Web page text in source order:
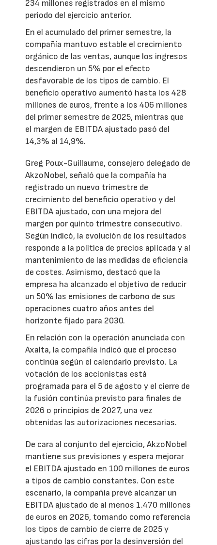
234 millones registrados en el mismo
periodo del ejercicio anterior.
En el acumulado del primer semestre, la
compañía mantuvo estable el crecimiento
orgánico de las ventas, aunque los ingresos
descendieron un 5% por el efecto
desfavorable de los tipos de cambio. El
beneficio operativo aumentó hasta los 428
millones de euros, frente a los 406 millones
del primer semestre de 2025, mientras que
el margen de EBITDA ajustado pasó del
14,3% al 14,9%.
Greg Poux-Guillaume, consejero delegado de
AkzoNobel, señaló que la compañía ha
registrado un nuevo trimestre de
crecimiento del beneficio operativo y del
EBITDA ajustado, con una mejora del
margen por quinto trimestre consecutivo.
Según indicó, la evolución de los resultados
responde a la política de precios aplicada y al
mantenimiento de las medidas de eficiencia
de costes. Asimismo, destacó que la
empresa ha alcanzado el objetivo de reducir
un 50% las emisiones de carbono de sus
operaciones cuatro años antes del
horizonte fijado para 2030.
En relación con la operación anunciada con
Axalta, la compañía indicó que el proceso
continúa según el calendario previsto. La
votación de los accionistas está
programada para el 5 de agosto y el cierre de
la fusión continúa previsto para finales de
2026 o principios de 2027, una vez
obtenidas las autorizaciones necesarias.
De cara al conjunto del ejercicio, AkzoNobel
mantiene sus previsiones y espera mejorar
el EBITDA ajustado en 100 millones de euros
a tipos de cambio constantes. Con este
escenario, la compañía prevé alcanzar un
EBITDA ajustado de al menos 1.470 millones
de euros en 2026, tomando como referencia
los tipos de cambio de cierre de 2025 y
ajustando las cifras por la desinversión del